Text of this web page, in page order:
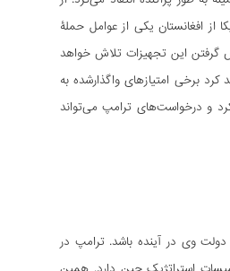
از افغانستان یکی از عوامل حملۀ
گرفتن این تجهیزات تلاش خواهد
برخی امتیازهای واگذارشده به
کرد و درخواست‌­های ترامپ می‌­تواند
دولت وی در آینده باشد. ترامپ در